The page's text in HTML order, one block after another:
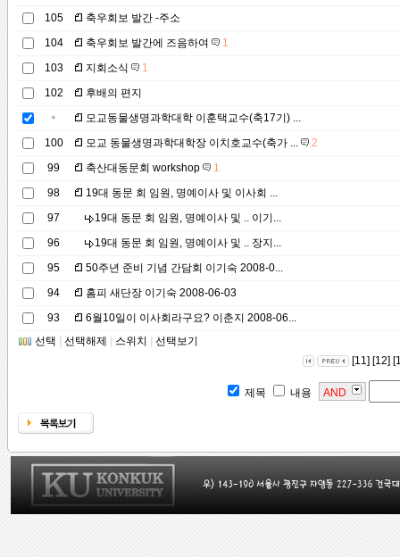
105
축우회보 발간 -주소
104
축우회보 발간에 즈음하여
1
103
지회소식
1
102
후배의 편지
모교동물생명과학대학 이훈택교수(축17기) ...
100
모교 동물생명과학대학장 이치호교수(축가 ...
2
99
축산대동문회 workshop
1
98
19대 동문 회 임원, 명예이사 및 이사회 ...
97
19대 동문 회 임원, 명예이사 및 .. 이기...
96
19대 동문 회 임원, 명예이사 및 .. 장지...
95
50주년 준비 기념 간담회 이기숙 2008-0...
94
홈피 새단장 이기숙 2008-06-03
93
6월10일이 이사회라구요? 이춘지 2008-06...
선택
선택해제 스위치
선택보기
[11] [12]
제목 내용 AND